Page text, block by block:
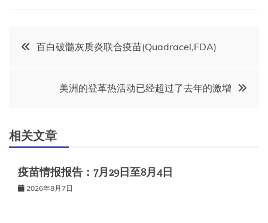
文
航
百白破髓灰质炎联合疫苗(Quadracel,FDA)
美洲的登革热活动已经超过了去年的激增
相关文章
疫苗情报报告：7月29日至8月4日
2026年8月7日